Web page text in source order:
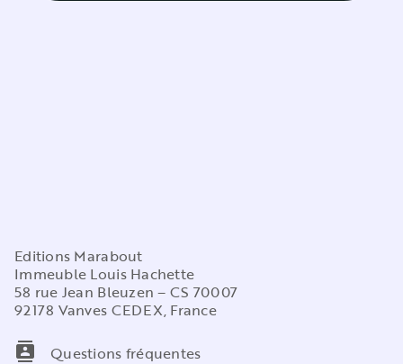
Editions Marabout
Immeuble Louis Hachette
58 rue Jean Bleuzen – CS 70007
92178 Vanves CEDEX, France
contacts
Questions fréquentes